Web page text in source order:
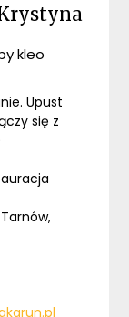
kleo
Upust
się z